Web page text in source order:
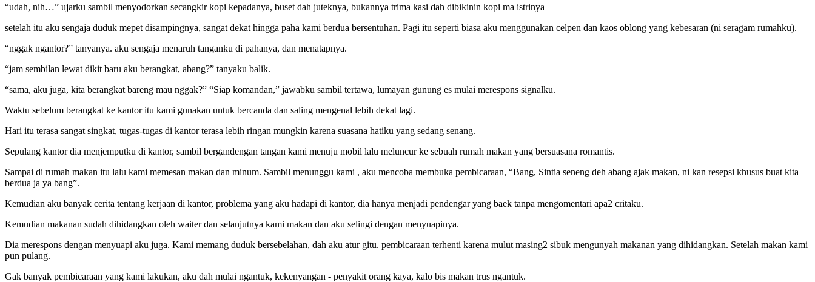
“udah, nih…” ujarku sambil menyodorkan secangkir kopi kepadanya, buset dah juteknya, bukannya trima kasi dah dibikinin kopi ma istrinya
setelah itu aku sengaja duduk mepet disampingnya, sangat dekat hingga paha kami berdua bersentuhan. Pagi itu seperti biasa aku menggunakan celpen dan kaos oblong yang kebesaran (ni seragam rumahku).
“nggak ngantor?” tanyanya. aku sengaja menaruh tanganku di pahanya, dan menatapnya.
“jam sembilan lewat dikit baru aku berangkat, abang?” tanyaku balik.
“sama, aku juga, kita berangkat bareng mau nggak?” “Siap komandan,” jawabku sambil tertawa, lumayan gunung es mulai merespons signalku.
Waktu sebelum berangkat ke kantor itu kami gunakan untuk bercanda dan saling mengenal lebih dekat lagi.
Hari itu terasa sangat singkat, tugas-tugas di kantor terasa lebih ringan mungkin karena suasana hatiku yang sedang senang.
Sepulang kantor dia menjemputku di kantor, sambil bergandengan tangan kami menuju mobil lalu meluncur ke sebuah rumah makan yang bersuasana romantis.
Sampai di rumah makan itu lalu kami memesan makan dan minum. Sambil menunggu kami , aku mencoba membuka pembicaraan, “Bang, Sintia seneng deh abang ajak makan, ni kan resepsi khusus buat kita
berdua ja ya bang”.
Kemudian aku banyak cerita tentang kerjaan di kantor, problema yang aku hadapi di kantor, dia hanya menjadi pendengar yang baek tanpa mengomentari apa2 critaku.
Kemudian makanan sudah dihidangkan oleh waiter dan selanjutnya kami makan dan aku selingi dengan menyuapinya.
Dia merespons dengan menyuapi aku juga. Kami memang duduk bersebelahan, dah aku atur gitu. pembicaraan terhenti karena mulut masing2 sibuk mengunyah makanan yang dihidangkan. Setelah makan kami
pun pulang.
Gak banyak pembicaraan yang kami lakukan, aku dah mulai ngantuk, kekenyangan - penyakit orang kaya, kalo bis makan trus ngantuk.